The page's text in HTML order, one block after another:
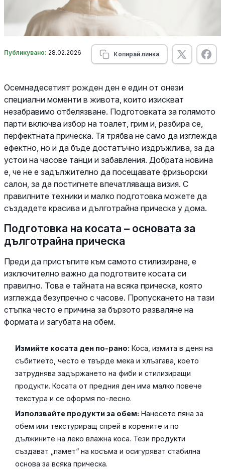
Публикувано: 28.02.2026 Копирай линка
Осемнадесетият рожден ден е един от онези
специални моменти в живота, които изискват
незабравимо отбелязване. Подготовката за голямото
парти включва избор на тоалет, грим и, разбира се,
перфектната прическа. Тя трябва не само да изглежда
ефектно, но и да бъде достатъчно издръжлива, за да
устои на часове танци и забавления. Добрата новина
е, че не е задължително да посещавате фризьорски
салон, за да постигнете впечатляваща визия. С
правилните техники и малко подготовка можете да
създадете красива и дълготрайна прическа у дома.
Подготовка на косата – основата за
дълготрайна прическа
Преди да пристъпите към самото стилизиране, е
изключително важно да подготвите косата си
правилно. Това е тайната на всяка прическа, която
изглежда безупречно с часове. Пропускането на тази
стъпка често е причина за бързото разваляне на
формата и загубата на обем.
Измийте косата ден по-рано: Коса, измита в деня на
събитието, често е твърде мека и хлъзгава, което
затруднява задържането на фиби и стилизиращи
продукти. Косата от предния ден има малко повече
текстура и се оформя по-лесно.
Използвайте продукти за обем: Нанесете пяна за
обем или текстуриращ спрей в корените и по
дължините на леко влажна коса. Тези продукти
създават „памет“ на косъма и осигуряват стабилна
основа за всяка прическа.